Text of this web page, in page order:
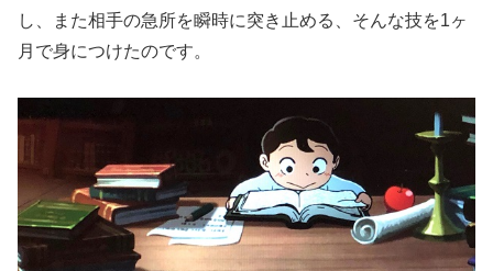
し、また相手の急所を瞬時に突き止める、そんな技を1ヶ
月で身につけたのです。